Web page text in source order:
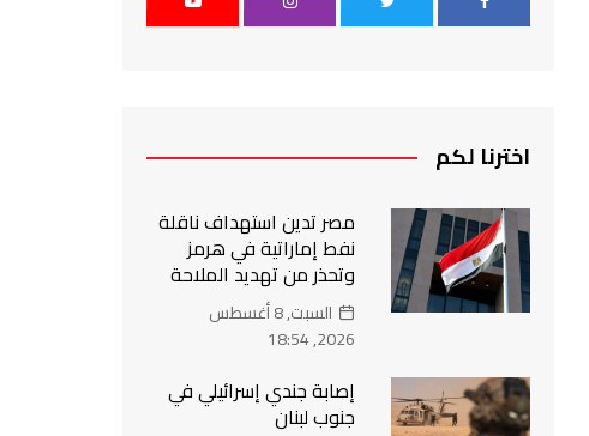
اخترنا لكم
مصر تدين استهداف ناقلة
نفط إماراتية في هرمز
وتحذر من تهديد الملاحة
السبت, 8 أغسطس
2026, 18:54
إصابة جندي إسرائيلي في
جنوب لبنان